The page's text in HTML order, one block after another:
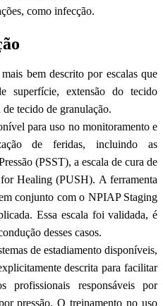
como infecção.
bem descrito por escalas que
superfície, extensão do tecido
tecido de granulação.
para uso no monitoramento e
de feridas, incluindo as
(PSST), a escala de cura de
Healing (PUSH). A ferramenta
conjunto com o NPIAP Staging
Essa escala foi validada, é
desses casos.
de estadiamento disponíveis,
descrita para facilitar
profissionais responsáveis por
pressão. O treinamento no uso